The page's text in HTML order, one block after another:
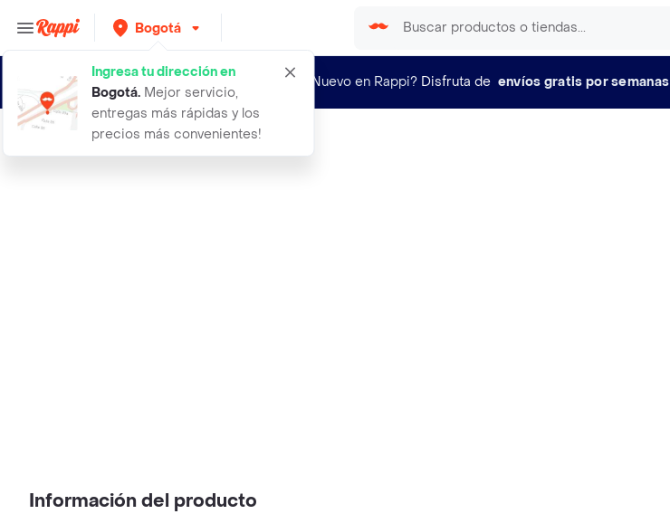
Bogotá
Ingresa tu dirección en
Bogotá. Mejor servicio,
entregas más rápidas y los
precios más convenientes!
¿Nuevo en Rappi? Disfruta de envíos gratis por semanas
bascula con 9 mediciones bateria re
Información del producto